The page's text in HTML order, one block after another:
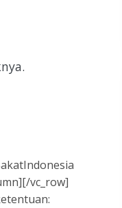
vc_row]